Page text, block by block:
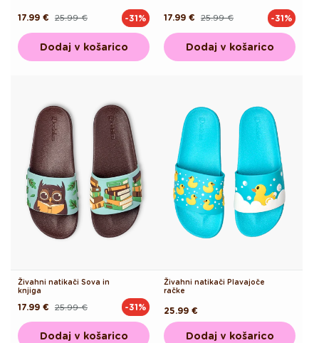
Redna
25.99 €
Akcijska
17.99 € -31%
Dodaj v košarico
Redna
25.99 €
Akcijska
17.99 € -31%
Dodaj v košarico
Živahni natikači Sova in
knjiga
Redna
25.99 €
Akcijska
17.99 € -31%
Dodaj v košarico
Živahni natikači Plavajoče
račke
Redna
cena
25.99 €
Dodaj v košarico